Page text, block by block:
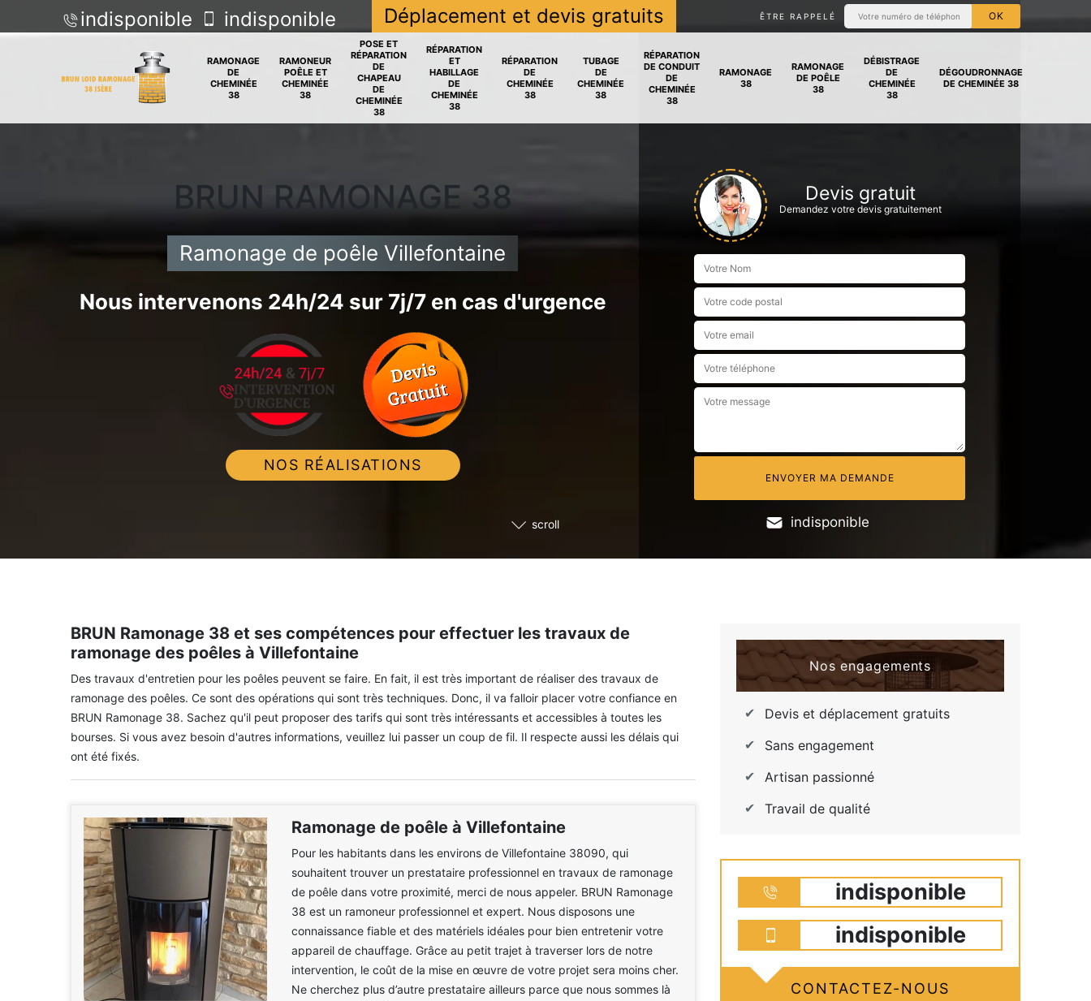
indisponible indisponible Déplacement et devis gratuits ÊTRE RAPPELÉ
RAMONAGE
DE
CHEMINÉE
38
RAMONEUR
POÊLE ET
CHEMINÉE
38
POSE ET
RÉPARATION
DE
CHAPEAU
DE
CHEMINÉE
38
RÉPARATION
ET
HABILLAGE
DE
CHEMINÉE
38
RÉPARATION
DE
CHEMINÉE
38
TUBAGE
DE
CHEMINÉE
38
RÉPARATION
DE CONDUIT
DE
CHEMINÉE
38
RAMONAGE
38
RAMONAGE
DE POÊLE
38
DÉBISTRAGE
DE
CHEMINÉE
38
DÉGOUDRONNAGE
DE CHEMINÉE 38
scroll
BRUN RAMONAGE 38
Ramonage de poêle Villefontaine
Nous intervenons 24h/24 sur 7j/7 en cas d'urgence
NOS RÉALISATIONS
Devis gratuit
Demandez votre devis gratuitement
indisponible
BRUN Ramonage 38 et ses compétences pour effectuer les travaux de
ramonage des poêles à Villefontaine
Des travaux d'entretien pour les poêles peuvent se faire. En fait, il est très important de réaliser des travaux de
ramonage des poêles. Ce sont des opérations qui sont très techniques. Donc, il va falloir placer votre confiance en
BRUN Ramonage 38. Sachez qu'il peut proposer des tarifs qui sont très intéressants et accessibles à toutes les
bourses. Si vous avez besoin d'autres informations, veuillez lui passer un coup de fil. Il respecte aussi les délais qui
ont été fixés.
Ramonage de poêle à Villefontaine
Pour les habitants dans les environs de Villefontaine 38090, qui
souhaitent trouver un prestataire professionnel en travaux de ramonage
de poêle dans votre proximité, merci de nous appeler. BRUN Ramonage
38 est un ramoneur professionnel et expert. Nous disposons une
connaissance fiable et des matériels idéales pour bien entretenir votre
appareil de chauffage. Grâce au petit trajet à traverser lors de notre
intervention, le coût de la mise en œuvre de votre projet sera moins cher.
Ne cherchez plus d’autre prestataire ailleurs parce que nous sommes là
Nos engagements
Devis et déplacement gratuits
Sans engagement
Artisan passionné
Travail de qualité
indisponible
indisponible
CONTACTEZ-NOUS